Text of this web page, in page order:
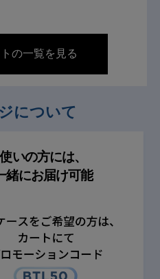
の一覧を見る
について
いの方には、
緒にお届け可能